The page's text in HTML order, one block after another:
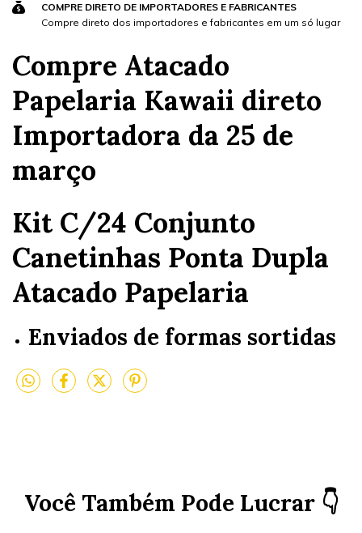
COMPRE DIRETO DE IMPORTADORES E FABRICANTES
Compre direto dos importadores e fabricantes em um só lugar
Compre Atacado
Papelaria Kawaii direto
Importadora da 25 de
março
Kit C/24 Conjunto
Canetinhas Ponta Dupla
Atacado Papelaria
Enviados de formas sortidas
Você Também Pode Lucrar 👇